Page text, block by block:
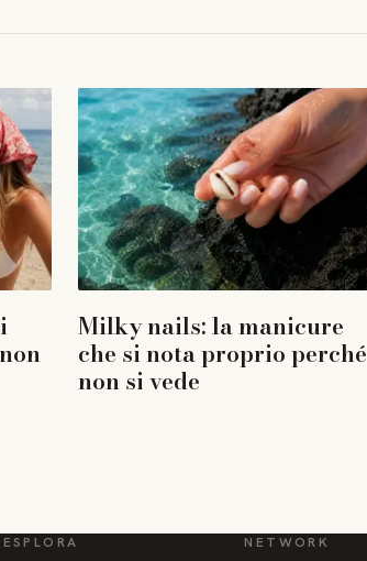
Milky nails: la manicure
che si nota proprio perché
non si vede
ESPLORA NETWORK